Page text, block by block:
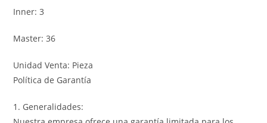
Inner: 3
Master: 36
Unidad Venta: Pieza
Política de Garantía
1. Generalidades: